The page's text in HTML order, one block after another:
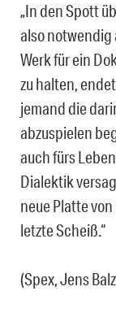
„In den Spott
also notwendig
Werk für ein
zu halten,
jemand die
abzuspielen
auch fürs
Dialektik
neue Platte
letzte Scheiß.“
(Spex, Jens